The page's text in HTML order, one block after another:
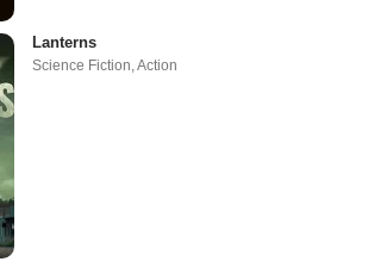
Lanterns
Science Fiction,Action